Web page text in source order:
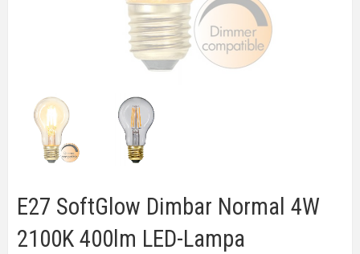
E27 SoftGlow Dimbar Normal 4W
2100K 400lm LED-Lampa